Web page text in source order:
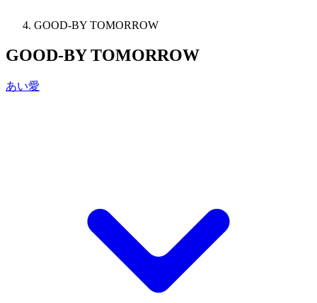
GOOD-BY TOMORROW
GOOD-BY TOMORROW
あい愛